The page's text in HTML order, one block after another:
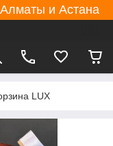
и Астана
LUX